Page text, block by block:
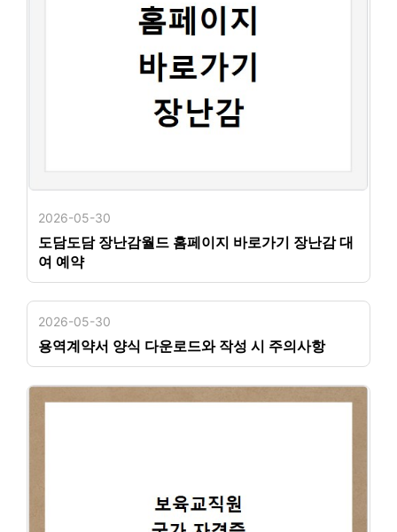
2026-05-30
도담도담 장난감월드 홈페이지 바로가기 장난감 대
여 예약
2026-05-30
용역계약서 양식 다운로드와 작성 시 주의사항